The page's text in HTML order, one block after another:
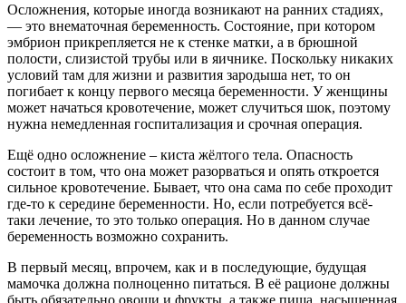
Осложнения, которые иногда возникают на ранних стадиях,
— это внематочная беременность. Состояние, при котором
эмбрион прикрепляется не к стенке матки, а в брюшной
полости, слизистой трубы или в яичнике. Поскольку никаких
условий там для жизни и развития зародыша нет, то он
погибает к концу первого месяца беременности. У женщины
может начаться кровотечение, может случиться шок, поэтому
нужна немедленная госпитализация и срочная операция.
Ещё одно осложнение – киста жёлтого тела. Опасность
состоит в том, что она может разорваться и опять откроется
сильное кровотечение. Бывает, что она сама по себе проходит
где-то к середине беременности. Но, если потребуется всё-
таки лечение, то это только операция. Но в данном случае
беременность возможно сохранить.
В первый месяц, впрочем, как и в последующие, будущая
мамочка должна полноценно питаться. В её рационе должны
быть обязательно овощи и фрукты, а также пища, насыщенная